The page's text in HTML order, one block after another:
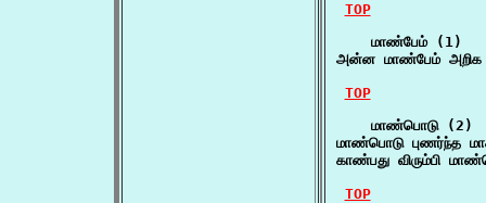
TOP
    மாண்பேம் (1)
அன்ன மாண்பேம்
TOP
    மாண்பொடு (2)
மாண்பொடு புணர்ந்த
காண்பது விரும்பி
TOP